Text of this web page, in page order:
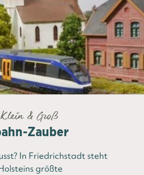
& Groß
Zauber
In Friedrichstadt steht
größte